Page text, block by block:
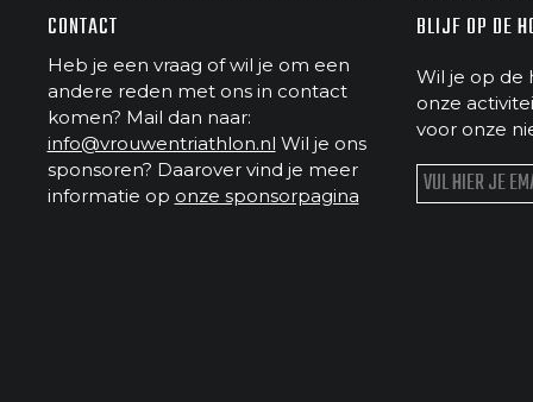
CONTACT
Heb je een vraag of wil je om een
andere reden met ons in contact
komen? Mail dan naar:
info@vrouwentriathlon.nl Wil je ons
sponsoren? Daarover vind je meer
informatie op onze sponsorpagina
BLIJF OP DE
Wil je op de
onze
voor onze